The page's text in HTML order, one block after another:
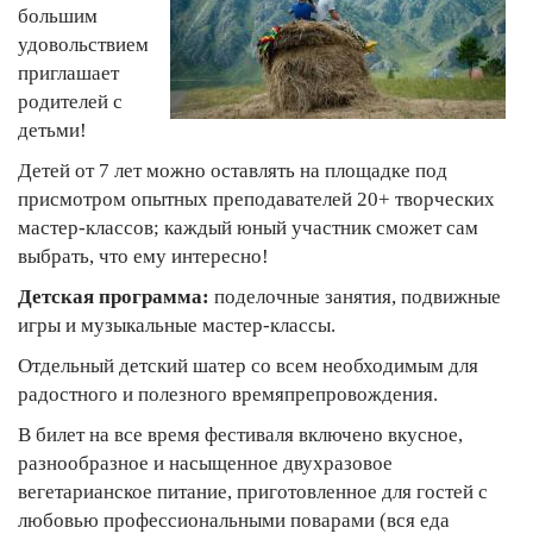
большим
удовольствием
приглашает
родителей с
детьми!
Детей от 7 лет можно оставлять на площадке под
присмотром опытных преподавателей 20+ творческих
мастер-классов; каждый юный участник сможет сам
выбрать, что ему интересно!
Детская программа: поделочные занятия, подвижные
игры и музыкальные мастер-классы.
Отдельный детский шатер со всем необходимым для
радостного и полезного времяпрепровождения.
В билет на все время фестиваля включено вкусное,
разнообразное и насыщенное двухразовое
вегетарианское питание, приготовленное для гостей с
любовью профессиональными поварами (вся еда